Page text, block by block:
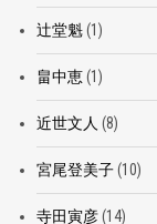
辻堂魁(1)
畠中恵(1)
近世文人 (8)
宮尾登美子(10)
寺田寅彦(14)